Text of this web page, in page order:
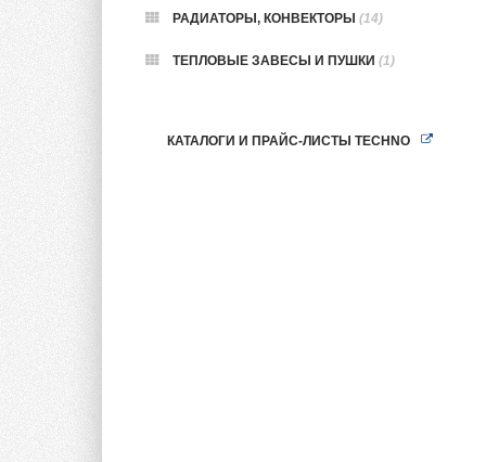
РАДИАТОРЫ, КОНВЕКТОРЫ (14)
ТЕПЛОВЫЕ ЗАВЕСЫ И ПУШКИ (1)
КАТАЛОГИ И ПРАЙС-ЛИСТЫ TECHNO